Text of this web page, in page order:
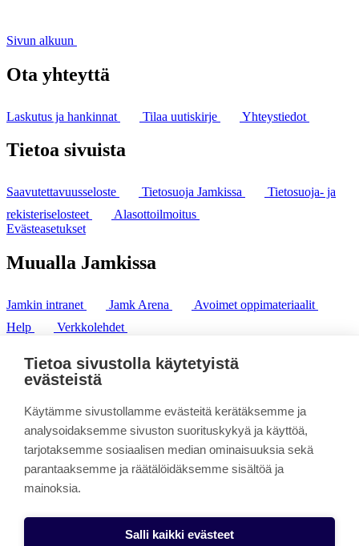
Sivun alkuun
Ota yhteyttä
Laskutus ja hankinnat Tilaa uutiskirje Yhteystiedot
Tietoa sivuista
Saavutettavuusseloste Tietosuoja Jamkissa
Tietosuoja- ja
rekisteriselosteet
Alasottoilmoitus
Evästeasetukset
Muualla Jamkissa
Jamkin intranet Jamk Arena
Avoimet oppimateriaalit
Help
Verkkolehdet
puh. +358 20 743 8100
fax. +358 14 449 9694
Tietoa sivustolla käytetyistä
evästeistä
Käytämme sivustollamme evästeitä kerätäksemme ja
analysoidaksemme sivuston suorituskykyä ja käyttöä,
tarjotaksemme sosiaalisen median ominaisuuksia sekä
parantaaksemme ja räätälöidäksemme sisältöä ja
mainoksia.
Salli kaikki evästeet